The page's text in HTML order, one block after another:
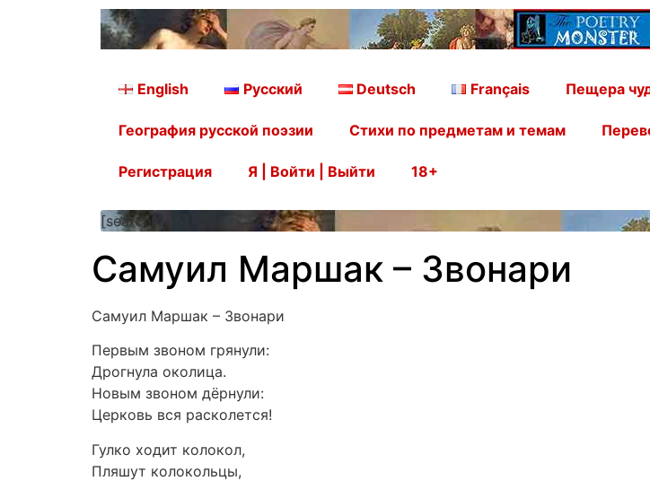
English Русский Deutsch Français Пещера
География русской поэзии Стихи по предметам и темам
Регистрация Я | Войти | Выйти 18+
[searchform]
Самуил Маршак – Звонари
Самуил Маршак – Звонари
Первым звоном грянули:
Дрогнула околица.
Новым звоном дёрнули:
Церковь вся расколется!
Гулко ходит колокол,
Пляшут колокольцы,